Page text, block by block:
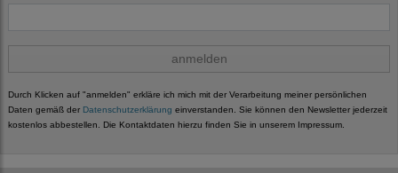
anmelden
Durch Klicken auf "anmelden" erkläre ich mich mit der Verarbeitung meiner persönlichen
Daten gemäß der Datenschutzerklärung einverstanden. Sie können den Newsletter jederzeit
kostenlos abbestellen. Die Kontaktdaten hierzu finden Sie in unserem Impressum.